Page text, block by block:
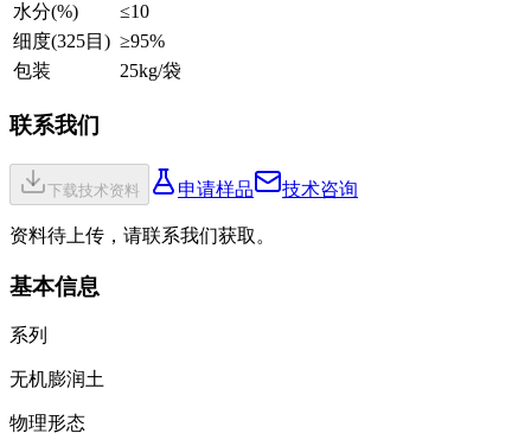
水分(%)
≤10
细度(325目) ≥95%
包装
25kg/袋
联系我们
下载技术资料 申请样品 技术咨询
资料待上传，请联系我们获取。
基本信息
系列
无机膨润土
物理形态